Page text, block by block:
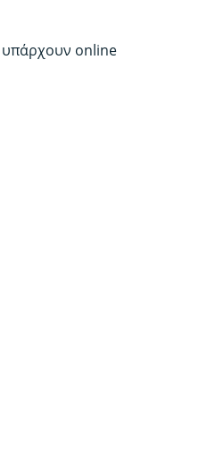
υπάρχουν online